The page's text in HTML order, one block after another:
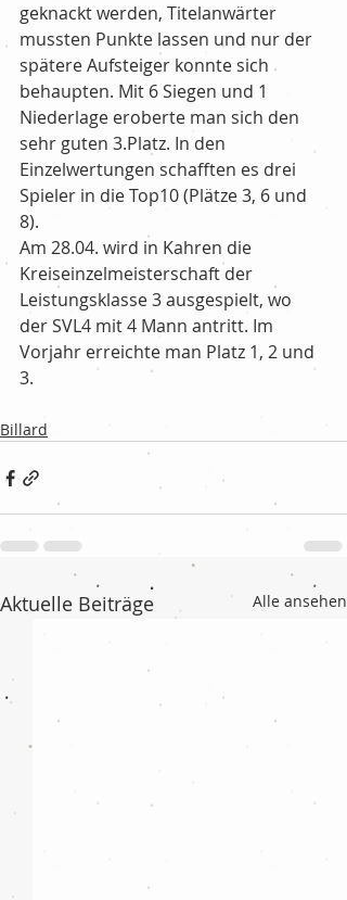
geknackt werden, Titelanwärter
mussten Punkte lassen und nur der
spätere Aufsteiger konnte sich
behaupten. Mit 6 Siegen und 1
Niederlage eroberte man sich den
sehr guten 3.Platz. In den
Einzelwertungen schafften es drei
Spieler in die Top10 (Plätze 3, 6 und
8).
Am 28.04. wird in Kahren die
Kreiseinzelmeisterschaft der
Leistungsklasse 3 ausgespielt, wo
der SVL4 mit 4 Mann antritt. Im
Vorjahr erreichte man Platz 1, 2 und
3.
Billard
Aktuelle Beiträge Alle ansehen